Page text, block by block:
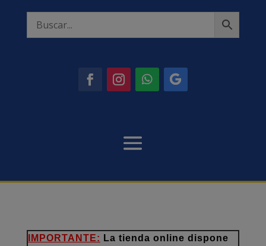
IMPORTANTE: La tienda online dispone